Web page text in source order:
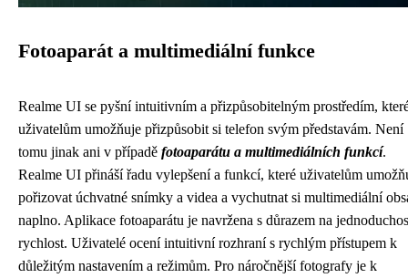
Fotoaparát a multimediální funkce
Realme UI se pyšní intuitivním a přizpůsobitelným prostředím,
uživatelům umožňuje přizpůsobit si telefon svým představám. Není
tomu jinak ani v případě fotoaparátu a multimediálních funkcí.
Realme UI přináší řadu vylepšení a funkcí, které uživatelům
pořizovat úchvatné snímky a videa a vychutnat si multimediální
naplno. Aplikace fotoaparátu je navržena s důrazem na
rychlost. Uživatelé ocení intuitivní rozhraní s rychlým přístupem k
důležitým nastavením a režimům. Pro náročnější fotografy je k